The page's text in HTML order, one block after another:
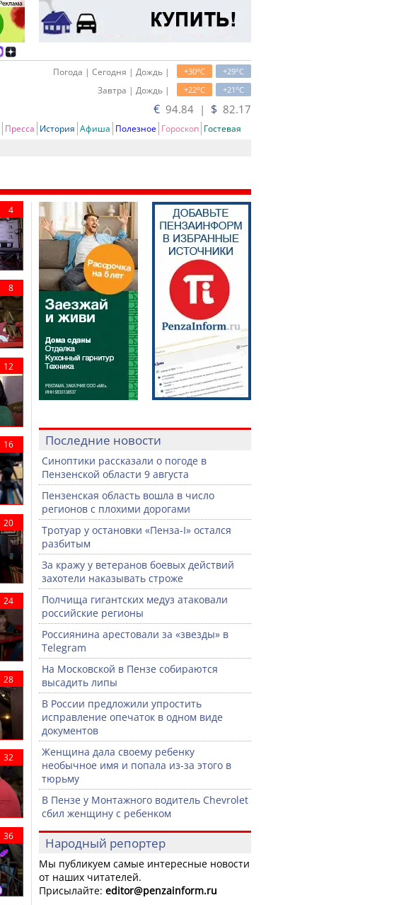
+29oC
+30oC
Погода | Сегодня | Дождь |
+21oC
+22oC
Завтра | Дождь |
€ 94.84 | $ 82.17
Пресса История Афиша Полезное Гороскоп Гостевая
Последние новости
Синоптики рассказали о погоде в
Пензенской области 9 августа
Пензенская область вошла в число
регионов с плохими дорогами
Тротуар у остановки «Пенза-I» остался
разбитым
За кражу у ветеранов боевых действий
захотели наказывать строже
Полчища гигантских медуз атаковали
российские регионы
Россиянина арестовали за «звезды» в
Telegram
На Московской в Пензе собираются
высадить липы
В России предложили упростить
исправление опечаток в одном виде
документов
Женщина дала своему ребенку
необычное имя и попала из-за этого в
тюрьму
В Пензе у Монтажного водитель Chevrolet
сбил женщину с ребенком
Народный репортер
Мы публикуем самые интересные новости
от наших читателей.
Присылайте: editor@penzainform.ru